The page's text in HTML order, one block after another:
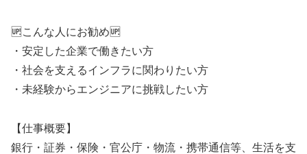
🆙こんな人にお勧め🆙
・安定した企業で働きたい方
・社会を支えるインフラに関わりたい方
・未経験からエンジニアに挑戦したい方
【仕事概要】
銀行・証券・保険・官公庁・物流・携帯通信等、生活を支